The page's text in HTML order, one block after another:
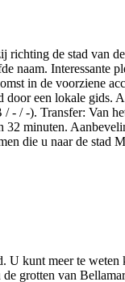
richting de stad van
naam. Interessante
in de voorziene
een lokale gids.
/ -). Transfer: Van
minuten.
die u naar de stad
U kunt meer te
grotten van